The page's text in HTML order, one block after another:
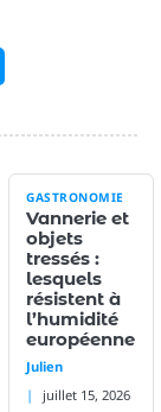
GASTRONOMIE
Vannerie et
objets
tressés :
lesquels
résistent à
l’humidité
européenne
Julien
juillet 15, 2026